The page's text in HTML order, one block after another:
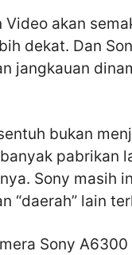
Video akan
dekat. Dan
jangkauan
bukan
pabrikan
Sony masih
“daerah” lain
Sony